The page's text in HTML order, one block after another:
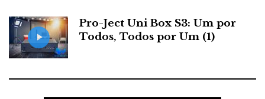
ponta, um par de humildes Sonus faber Concertino,
que já ouvi tocar assim com um Krell K300i, de 10
mil euros.
Pro-Ject Uni Box S3: Um por
Todos, Todos por Um (1)